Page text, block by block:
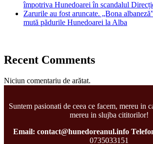
împotriva Hunedoarei în scandalul
Zarurile au fost aruncate. „Bona
mută pădurile Hunedoarei la Alba
Recent Comments
Niciun comentariu de arătat.
Suntem pasionati de ceea ce facem, mereu in
mereu in slujba cititorilor!
Email: contact@hunedoreanul.info
0735033151